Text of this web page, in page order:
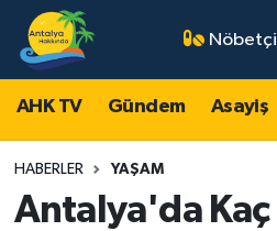
AHK TV Gündem Asayiş
HABERLER YAŞAM
Antalya'da Kaç
AHK TV
Gündem
Asayiş
Antalya Nöbetçi
Antalya Hava Durumu
Antalya Namaz Vakitleri